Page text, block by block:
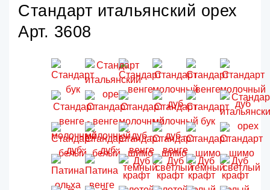
Стандарт итальянский орех
Арт. 3608